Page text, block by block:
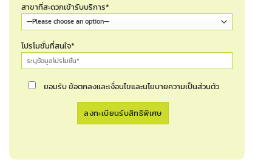
สาขาที่สะดวกเข้ารับบริการ*
โปรโมชั่นที่สนใจ*
ยอมรับ ข้อตกลงและเงื่อนไขและนโยบายความเป็นส่วนตัว